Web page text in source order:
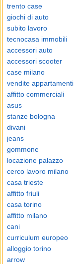
trento case
giochi di auto
subito lavoro
tecnocasa immobili
accessori auto
accessori scooter
case milano
vendite appartamenti
affitto commerciali
asus
stanze bologna
divani
jeans
gommone
locazione palazzo
cerco lavoro milano
casa trieste
affitto friuli
casa torino
affitto milano
cani
curriculum europeo
alloggio torino
arrow